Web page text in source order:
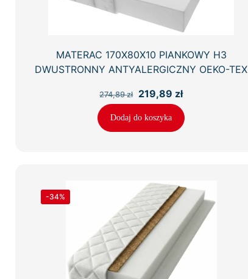
MATERAC 170X80X10 PIANKOWY H3
DWUSTRONNY ANTYALERGICZNY OEKO-TEX
274,89zł
Pierwotna
cena
wynosiła:
274,89 zł.
219,89 złAktualna
wynosi:
219,89 zł.
Dodaj do koszyka
-34%